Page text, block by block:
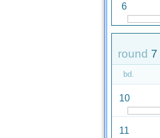
6
round 7
bd.
10
11